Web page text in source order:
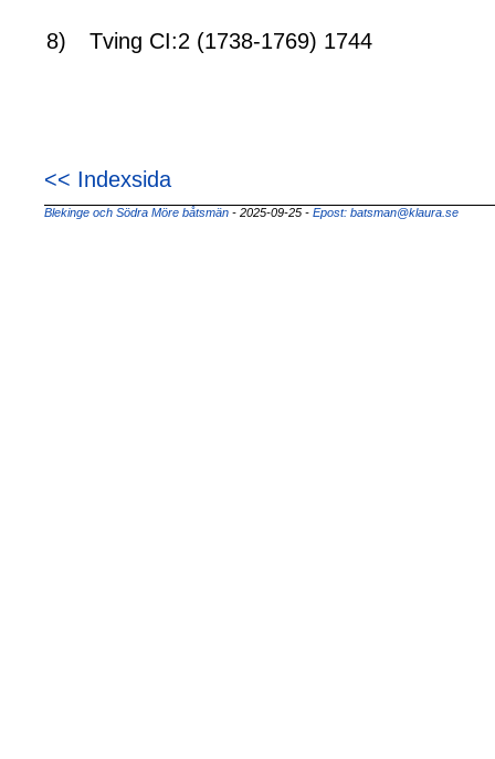
8) Tving CI:2 (1738-1769) 1744
<< Indexsida
Blekinge och Södra Möre båtsmän - 2025-09-25 - Epost: batsman@klaura.se